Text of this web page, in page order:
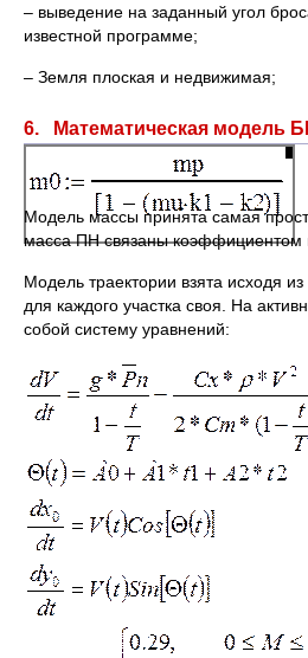
– выведение на заданный угол
известной программе;
– Земля плоская и недвижимая;
6. Математическая модель
Модель массы принята самая
масса ПН связаны коэффициентом
Модель траектории взята исходя
для каждого участка своя. На
собой систему уравнений: